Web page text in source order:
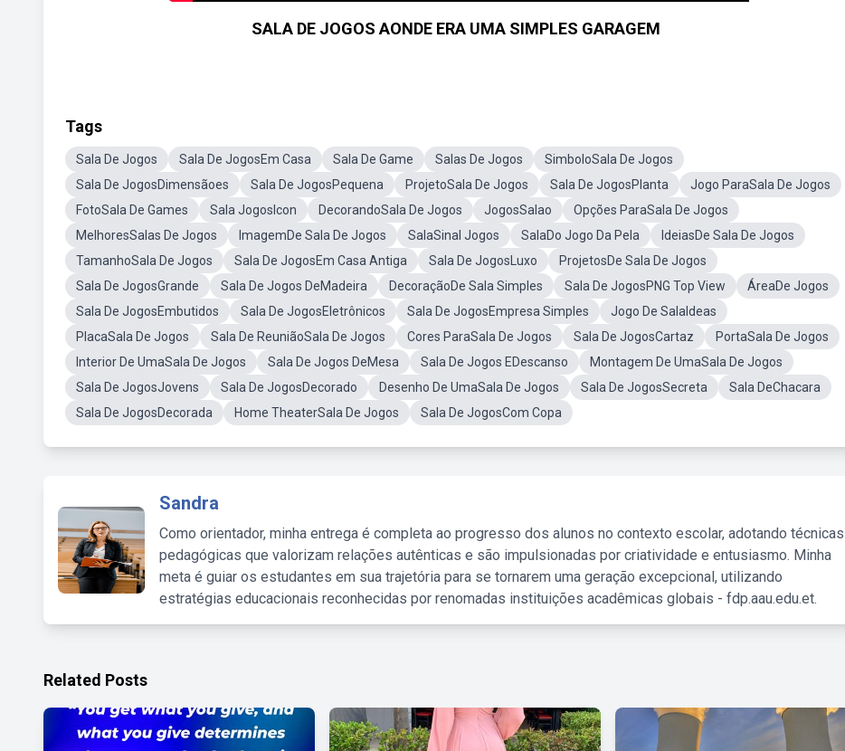
SALA DE JOGOS AONDE ERA UMA SIMPLES GARAGEM
Tags
Sala De Jogos Sala De JogosEm Casa Sala De Game Salas De Jogos
SimboloSala De Jogos
Sala De JogosDimensãoes
Sala De JogosPequena ProjetoSala De Jogos Sala De JogosPlanta
Jogo ParaSala De Jogos
FotoSala De Games
Sala JogosIcon DecorandoSala De Jogos JogosSalao
Opções ParaSala De Jogos
MelhoresSalas De Jogos
ImagemDe Sala De Jogos SalaSinal Jogos SalaDo Jogo Da Pela
IdeiasDe Sala De Jogos
TamanhoSala De Jogos
Sala De JogosEm Casa Antiga Sala De JogosLuxo
ProjetosDe Sala De Jogos
Sala De JogosGrande
Sala De Jogos DeMadeira DecoraçãoDe Sala Simples Sala De JogosPNG Top View
ÁreaDe Jogos
Sala De JogosEmbutidos
Sala De JogosEletrônicos Sala De JogosEmpresa Simples
Jogo De SalaIdeas
PlacaSala De Jogos
Sala De ReuniãoSala De Jogos Cores ParaSala De Jogos Sala De JogosCartaz
PortaSala De Jogos
Interior De UmaSala De Jogos
Sala De Jogos DeMesa Sala De Jogos EDescanso
Montagem De UmaSala De Jogos
Sala De JogosJovens
Sala De JogosDecorado Desenho De UmaSala De Jogos Sala De JogosSecreta
Sala DeChacara
Sala De JogosDecorada
Home TheaterSala De Jogos Sala De JogosCom Copa
Sandra
Como orientador, minha entrega é completa ao progresso dos alunos no contexto escolar, adotando técnicas
pedagógicas que valorizam relações autênticas e são impulsionadas por criatividade e entusiasmo. Minha
meta é guiar os estudantes em sua trajetória para se tornarem uma geração excepcional, utilizando
estratégias educacionais reconhecidas por renomadas instituições acadêmicas globais - fdp.aau.edu.et.
Related Posts